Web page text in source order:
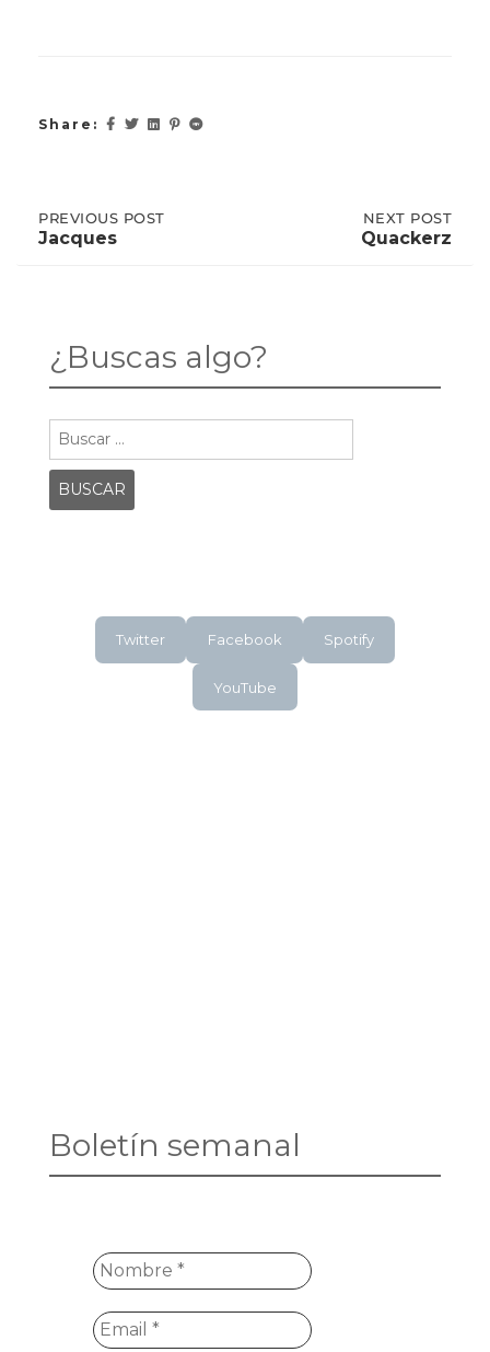
Share:
Post
PREVIOUS
POST:
JACQUES
PREVIOUS POST
Jacques
NEXT POST
Quackerz
¿Buscas algo?
Twitter Facebook Spotify
YouTube
Boletín semanal